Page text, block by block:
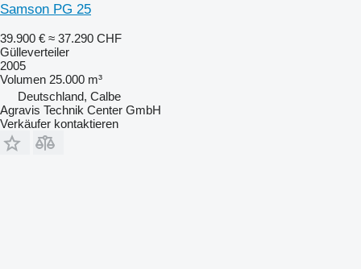
Samson PG 25
39.900 € ≈ 37.290 CHF
Gülleverteiler
2005
Volumen 25.000 m³
Deutschland, Calbe
Agravis Technik Center GmbH
Verkäufer kontaktieren